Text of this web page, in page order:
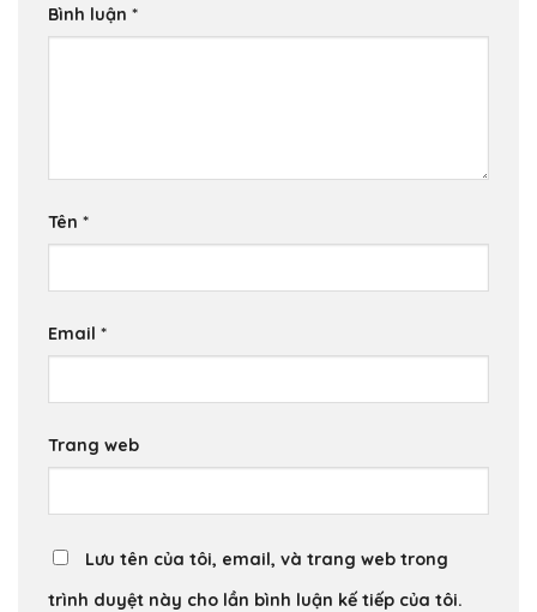
Bình luận *
Tên *
Email *
Trang web
Lưu tên của tôi, email, và trang web trong
trình duyệt này cho lần bình luận kế tiếp của tôi.